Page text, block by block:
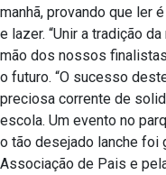
manhã, provando que ler
e lazer. “Unir a tradição
mão dos nossos
o futuro. “O sucesso
preciosa corrente de
escola. Um evento no
o tão desejado lanche
Associação de Pais e